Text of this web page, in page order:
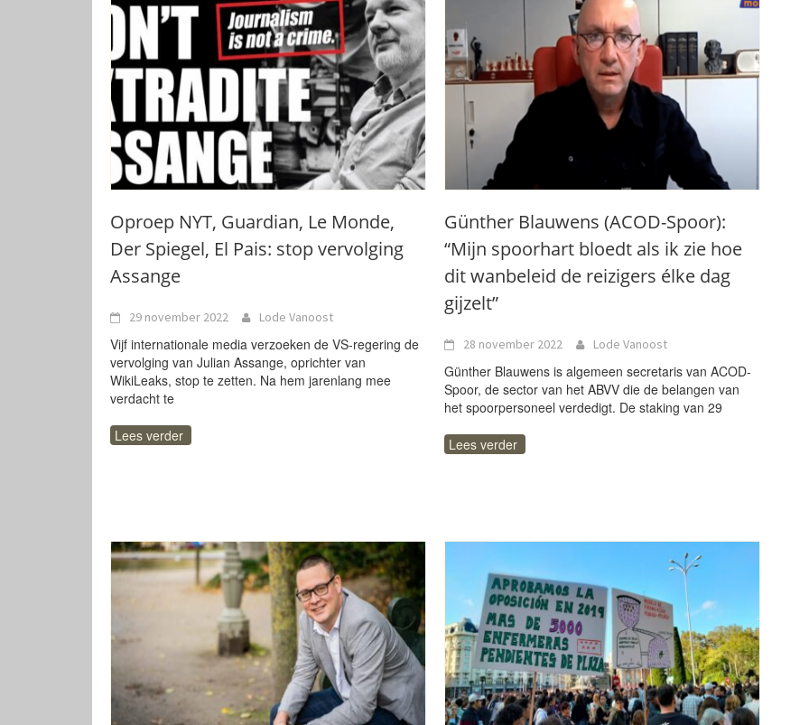
Oproep NYT, Guardian, Le Monde,
Der Spiegel, El Pais: stop vervolging
Assange
29 november 2022 Lode Vanoost
Vijf internationale media verzoeken de VS-regering de
vervolging van Julian Assange, oprichter van
WikiLeaks, stop te zetten. Na hem jarenlang mee
verdacht te
Lees verder
Günther Blauwens (ACOD-Spoor):
“Mijn spoorhart bloedt als ik zie hoe
dit wanbeleid de reizigers élke dag
gijzelt”
28 november 2022 Lode Vanoost
Günther Blauwens is algemeen secretaris van ACOD-
Spoor, de sector van het ABVV die de belangen van
het spoorpersoneel verdedigt. De staking van 29
Lees verder